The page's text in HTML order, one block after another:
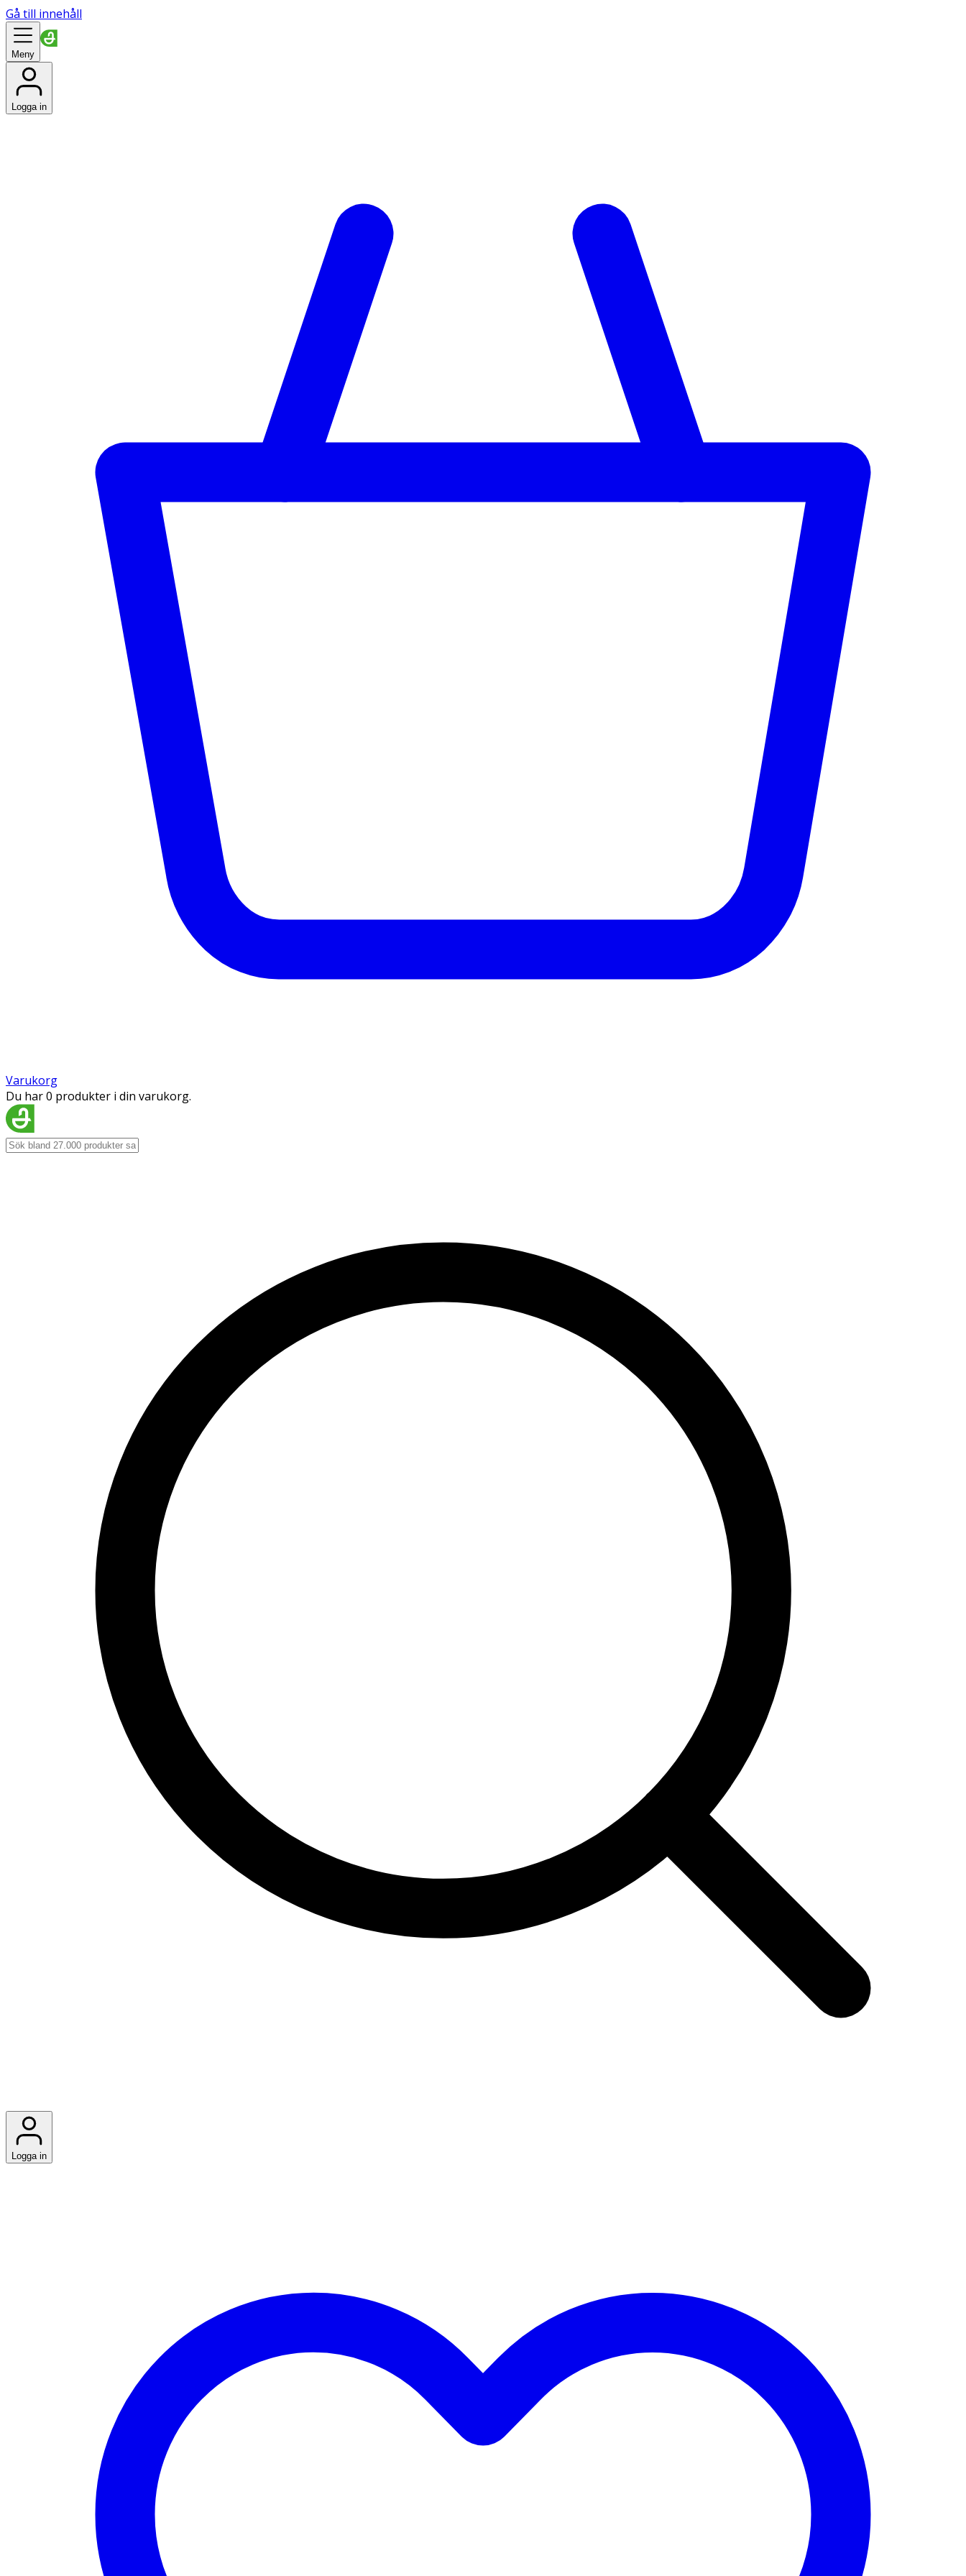
Gå till innehåll
Meny
Logga in
Varukorg
Du har 0 produkter i din varukorg.
Logga in